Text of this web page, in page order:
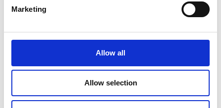
Marketing
Allow all
Allow selection
Finition de documents
Démarquez-vous par la qualité de vos documents et de vos
Reliure